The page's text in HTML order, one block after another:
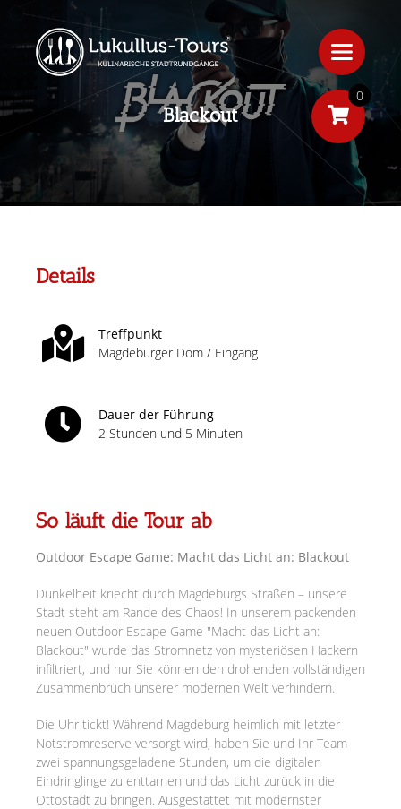
Blackout
Details
Treffpunkt
Magdeburger Dom / Eingang
Dauer der Führung
2 Stunden und 5 Minuten
So läuft die Tour ab
Outdoor Escape Game: Macht das Licht an: Blackout
Dunkelheit kriecht durch Magdeburgs Straßen – unsere
Stadt steht am Rande des Chaos! In unserem packenden
neuen Outdoor Escape Game "Macht das Licht an:
Blackout" wurde das Stromnetz von mysteriösen Hackern
infiltriert, und nur Sie können den drohenden vollständigen
Zusammenbruch unserer modernen Welt verhindern.
Die Uhr tickt! Während Magdeburg heimlich mit letzter
Notstromreserve versorgt wird, haben Sie und Ihr Team
zwei spannungsgeladene Stunden, um die digitalen
Eindringlinge zu enttarnen und das Licht zurück in die
Ottostadt zu bringen. Ausgestattet mit modernster
0